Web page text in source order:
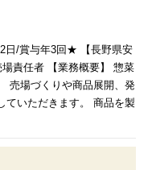
日/賞与年3回★ 【長野県安
責任者 【業務概要】 惣菜
売場づくりや商品展開、発
ていただきます。 商品を製